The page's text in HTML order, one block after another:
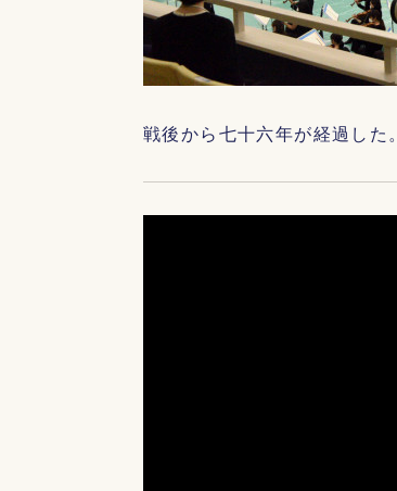
戦後から七十六年が経過した。